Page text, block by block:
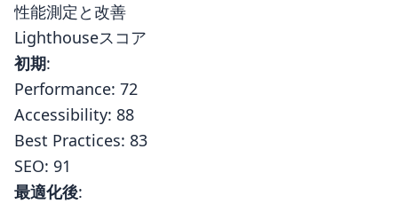
性能測定と改善
Lighthouseスコア
初期:
Performance: 72
Accessibility: 88
Best Practices: 83
SEO: 91
最適化後: